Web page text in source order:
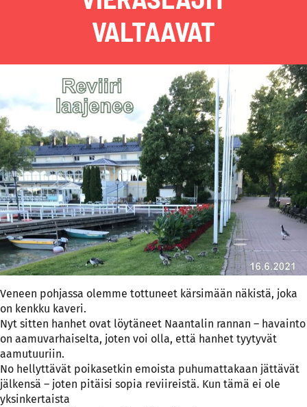
VALTAAVAT
Veneen pohjassa olemme tottuneet kärsimään näkistä, joka
on kenkku kaveri.
Nyt sitten hanhet ovat löytäneet Naantalin rannan – havainto
on aamuvarhaiselta, joten voi olla, että hanhet tyytyvät
aamutuuriin.
No hellyttävät poikasetkin emoista puhumattakaan jättävät
jälkensä – joten pitäisi sopia reviireistä. Kun tämä ei ole
yksinkertaista